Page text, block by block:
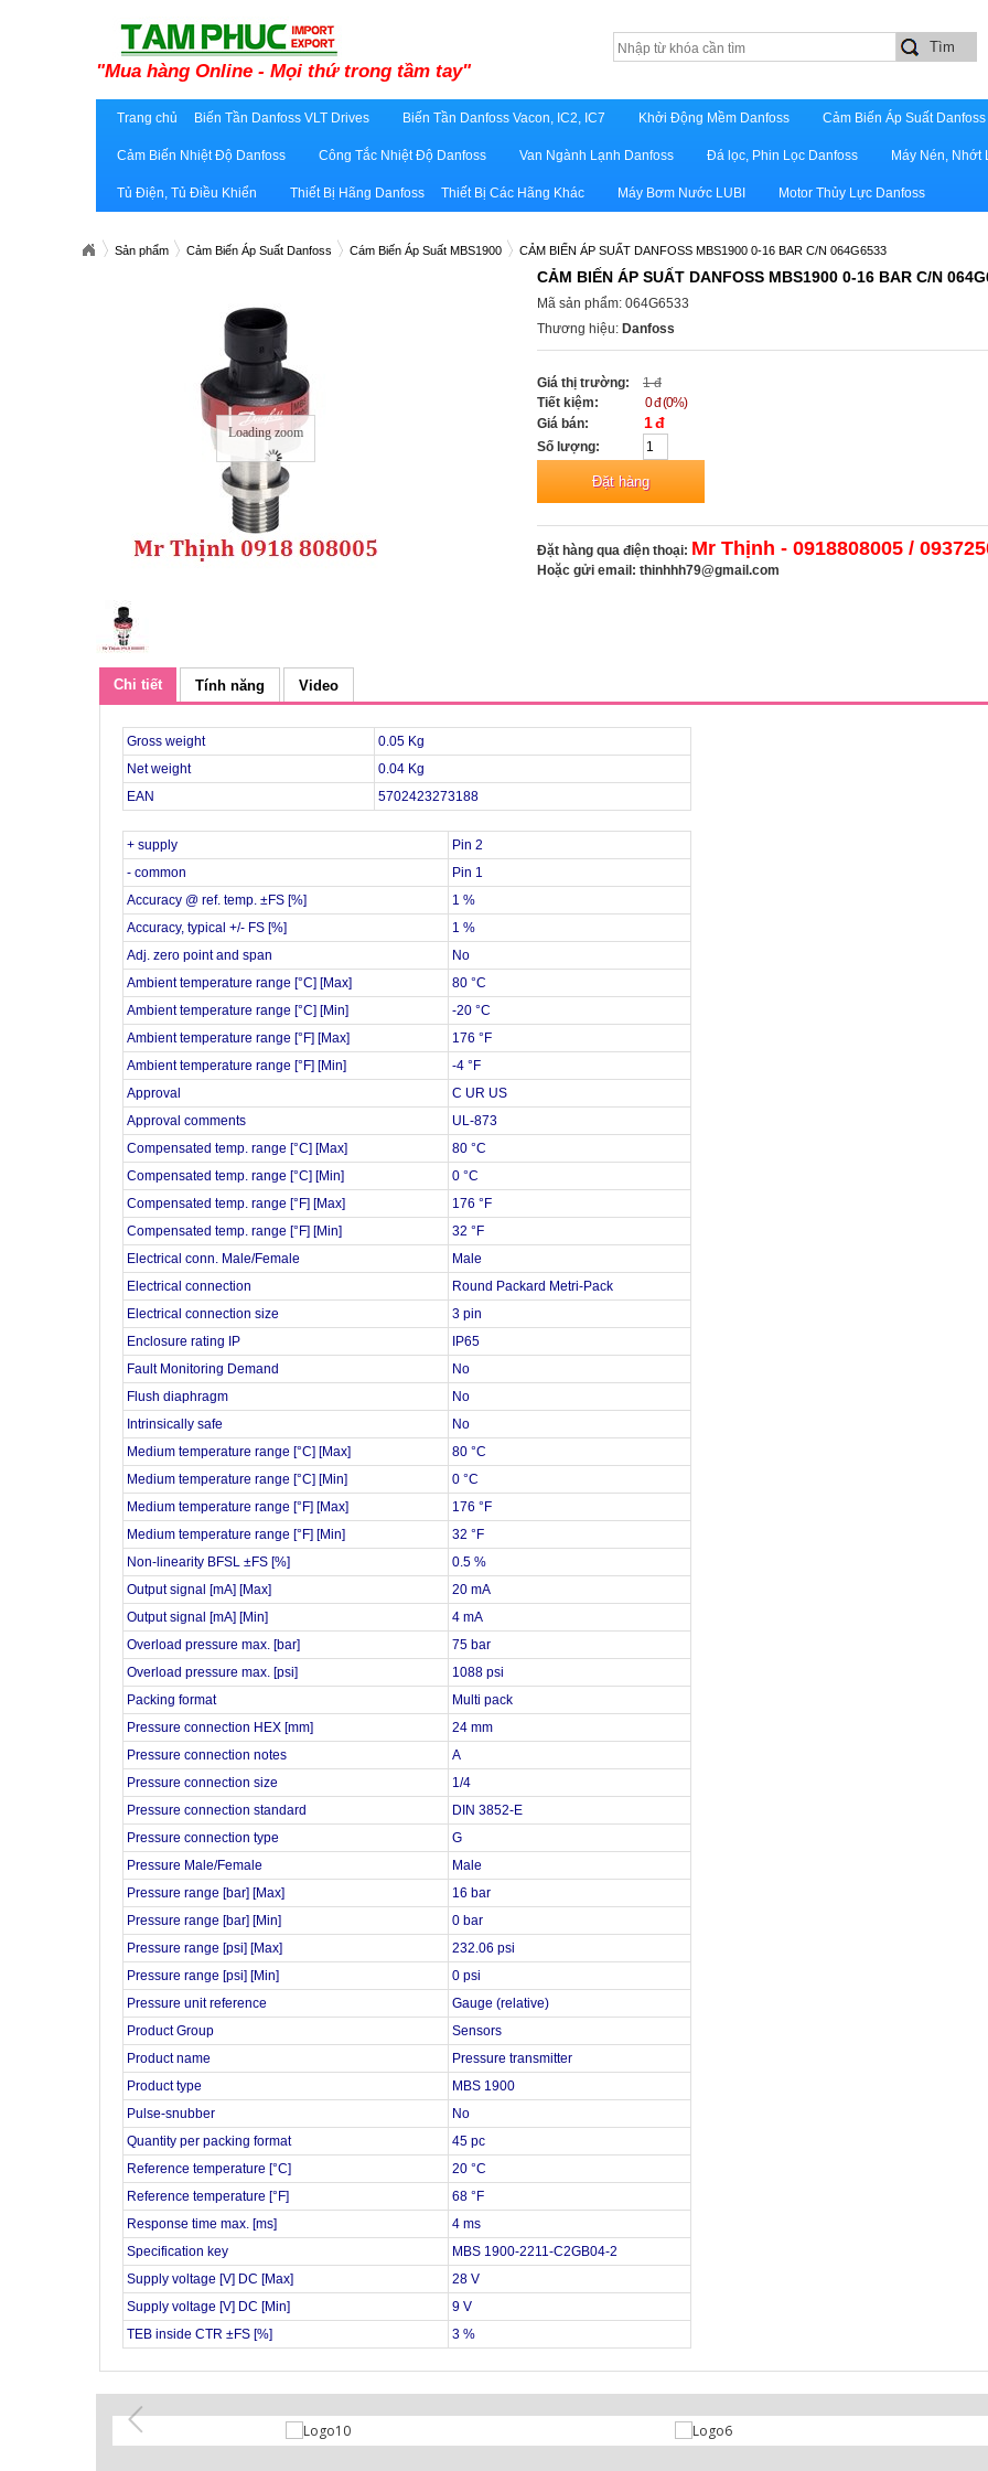
"Mua hàng Online - Mọi thứ trong tầm tay"
Trang chủ Biến Tần Danfoss VLT Drives Biến Tần Danfoss Vacon, IC2, IC7 Khởi Động Mềm Danfoss Cảm Biến Áp Suất Danfoss
Cảm Biến Nhiệt Độ Danfoss Công Tắc Nhiệt Độ Danfoss Van Ngành Lạnh Danfoss Đá lọc, Phin Lọc Danfoss Máy Nén, Nhớt
Tủ Điện, Tủ Điều Khiển Thiết Bị Hãng Danfoss Thiết Bị Các Hãng Khác Máy Bơm Nước LUBI Motor Thủy Lực Danfoss
Sản phẩm Cảm Biến Áp Suất Danfoss Cám Biến Áp Suất MBS1900 CẢM BIẾN ÁP SUẤT DANFOSS MBS1900 0-16 BAR C/N 064G6533
Loading zoom
CẢM BIẾN ÁP SUẤT DANFOSS MBS1900 0-16 BAR C/N
Mã sản phẩm: 064G6533
Thương hiệu: Danfoss
Giá thị trường:
1 đ
Tiết kiệm:
0 đ (0%)
Giá bán:
1 đ
Số lượng:
Đặt hàng qua điện thoại: Mr Thịnh - 0918808005 /
Hoặc gửi email: thinhhh79@gmail.com
Chi tiết Tính năng Video
Gross weight
0.05 Kg
Net weight
0.04 Kg
EAN
5702423273188
+ supply
Pin 2
- common
Pin 1
Accuracy @ ref. temp. ±FS [%]
1 %
Accuracy, typical +/- FS [%]
1 %
Adj. zero point and span
No
Ambient temperature range [°C] [Max]
80 °C
Ambient temperature range [°C] [Min]
-20 °C
Ambient temperature range [°F] [Max]
176 °F
Ambient temperature range [°F] [Min]
-4 °F
Approval
C UR US
Approval comments
UL-873
Compensated temp. range [°C] [Max]
80 °C
Compensated temp. range [°C] [Min]
0 °C
Compensated temp. range [°F] [Max]
176 °F
Compensated temp. range [°F] [Min]
32 °F
Electrical conn. Male/Female
Male
Electrical connection
Round Packard Metri-Pack
Electrical connection size
3 pin
Enclosure rating IP
IP65
Fault Monitoring Demand
No
Flush diaphragm
No
Intrinsically safe
No
Medium temperature range [°C] [Max]
80 °C
Medium temperature range [°C] [Min]
0 °C
Medium temperature range [°F] [Max]
176 °F
Medium temperature range [°F] [Min]
32 °F
Non-linearity BFSL ±FS [%]
0.5 %
Output signal [mA] [Max]
20 mA
Output signal [mA] [Min]
4 mA
Overload pressure max. [bar]
75 bar
Overload pressure max. [psi]
1088 psi
Packing format
Multi pack
Pressure connection HEX [mm]
24 mm
Pressure connection notes
A
Pressure connection size
1/4
Pressure connection standard
DIN 3852-E
Pressure connection type
G
Pressure Male/Female
Male
Pressure range [bar] [Max]
16 bar
Pressure range [bar] [Min]
0 bar
Pressure range [psi] [Max]
232.06 psi
Pressure range [psi] [Min]
0 psi
Pressure unit reference
Gauge (relative)
Product Group
Sensors
Product name
Pressure transmitter
Product type
MBS 1900
Pulse-snubber
No
Quantity per packing format
45 pc
Reference temperature [°C]
20 °C
Reference temperature [°F]
68 °F
Response time max. [ms]
4 ms
Specification key
MBS 1900-2211-C2GB04-2
Supply voltage [V] DC [Max]
28 V
Supply voltage [V] DC [Min]
9 V
TEB inside CTR ±FS [%]
3 %